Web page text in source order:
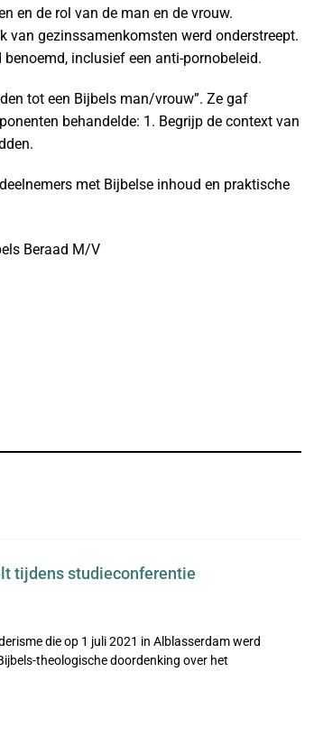
en de rol van de man en de vrouw.
van gezinssamenkomsten werd onderstreept.
inclusief een anti-pornobeleid.
tot een Bijbels man/vrouw”. Ze gaf
behandelde: 1. Begrijp de context van
met Bijbelse inhoud en praktische
Beraad M/V
tijdens studieconferentie
die op 1 juli 2021 in Alblasserdam werd
theologische doordenking over het